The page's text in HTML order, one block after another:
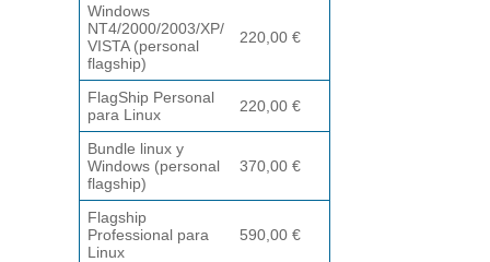
Windows
NT4/2000/2003/XP/
VISTA (personal
flagship)
220,00 €
FlagShip Personal
para Linux
220,00 €
Bundle linux y
Windows (personal
flagship)
370,00 €
Flagship
Professional para
Linux
590,00 €